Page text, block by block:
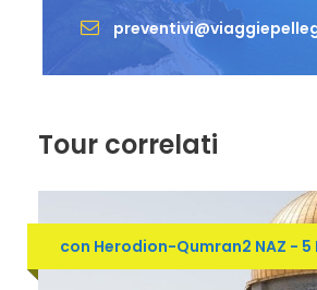
GIORNO 8
Colazione.
NB: il programma di viaggio potrebbe
rispetto all’ordine esposto
Tour correlati
con Herodion-Qumran2 NAZ - 5